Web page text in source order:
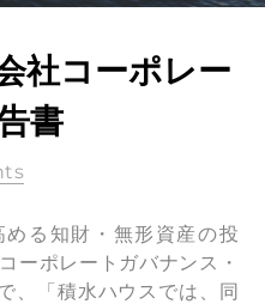
社コーポレー
書
る知財・無形資産の投
ーポレートガバナンス・
、「積水ハウスでは、同